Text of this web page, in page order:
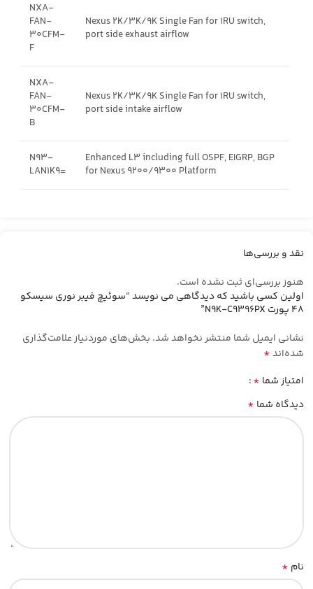
NXA-
FAN-
30CFM-
F
Nexus 2K/3K/9K Single Fan for 1RU switch,
port side exhaust airflow
NXA-
FAN-
30CFM-
B
Nexus 2K/3K/9K Single Fan for 1RU switch,
port side intake airflow
N93-
LAN1K9=
Enhanced L3 including full OSPF, EIGRP, BGP
for Nexus 9200/9300 Platform
نقد و بررسی‌ها
هنوز بررسی‌ای ثبت نشده است.
اولین کسی باشید که دیدگاهی می نویسد “سوئیچ فیبر نوری سیسکو
48 پورت N9K-C9396PX”
نشانی ایمیل شما منتشر نخواهد شد. بخش‌های موردنیاز علامت‌گذاری
شده‌اند*
امتیاز شما *
دیدگاه شما *
نام *